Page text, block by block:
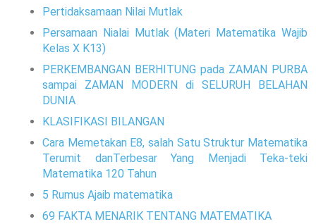
Pertidaksamaan Nilai Mutlak
Persamaan Nialai Mutlak (Materi Matematika Wajib
Kelas X K13)
PERKEMBANGAN BERHITUNG pada ZAMAN PURBA
sampai ZAMAN MODERN di SELURUH BELAHAN
DUNIA
KLASIFIKASI BILANGAN
Cara Memetakan E8, salah Satu Struktur Matematika
Terumit danTerbesar Yang Menjadi Teka-teki
Matematika 120 Tahun
5 Rumus Ajaib matematika
69 FAKTA MENARIK TENTANG MATEMATIKA